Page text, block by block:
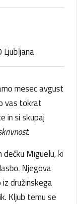
Ljubljana
mesec avgust
vas tokrat
in si skupaj
.
Miguelu, ki
Njegova
družinskega
Kljub temu se